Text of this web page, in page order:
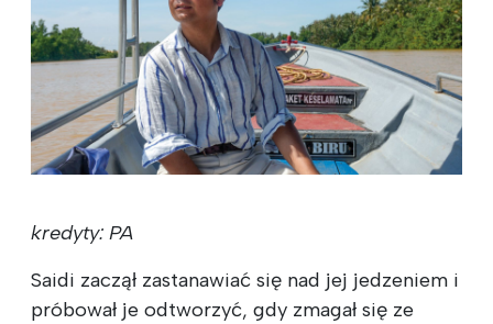
kredyty: PA
Saidi zaczął zastanawiać się nad jej jedzeniem i
próbował je odtworzyć, gdy zmagał się ze